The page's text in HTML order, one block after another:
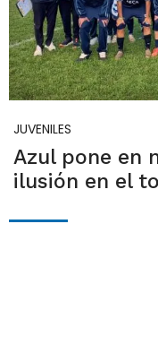
JUVENILES
Azul pone en
ilusión en el